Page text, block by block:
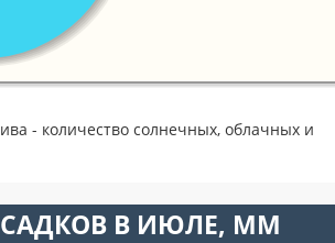
- количество солнечных, облачных и
В ИЮЛЕ, ММ